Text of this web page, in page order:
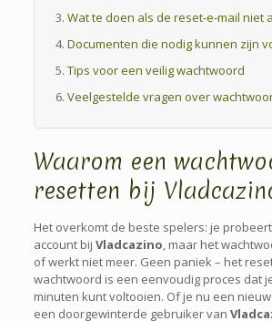
Wat te doen als de reset-e-mail niet
Documenten die nodig kunnen zijn
Tips voor een veilig wachtwoord
Veelgestelde vragen over
Waarom een
resetten bij
Het overkomt de beste spelers: je
account bij Vladcazino , maar het
of werkt niet meer. Geen paniek – het
wachtwoord is een eenvoudig proces dat
minuten kunt voltooien. Of je nu een
een doorgewinterde gebruiker van